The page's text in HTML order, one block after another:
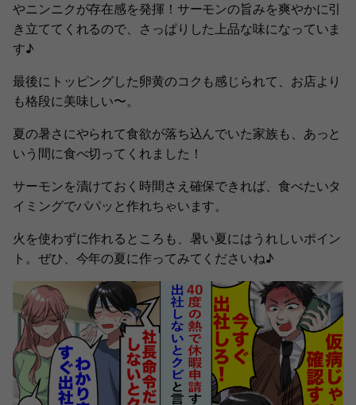
やニンニクが存在感を発揮！サーモンの旨みを爽やかに引
き立ててくれるので、さっぱりした上品な味になっていま
す♪
最後にトッピングした卵黄のコクも感じられて、お店より
も格段に美味しい〜。
夏の暑さにやられて食欲が落ち込んでいた家族も、あっと
いう間に食べ切ってくれました！
サーモンを漬けておく時間さえ確保できれば、食べたいタ
イミングでパパッと作れちゃいます。
火を使わずに作れるところも、暑い夏にはうれしいポイン
ト。ぜひ、今年の夏に作ってみてくださいね♪